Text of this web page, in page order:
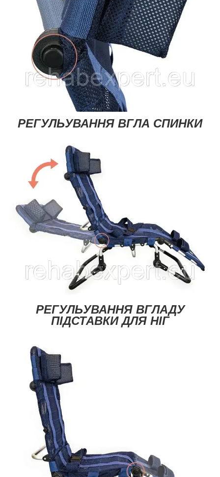
РЕГУЛЬУВАННЯ ВГЛА СПИНКИ
РЕГУЛЬУВАННЯ ВГЛАДУ
ПІДСТАВКИ ДЛЯ НІГ